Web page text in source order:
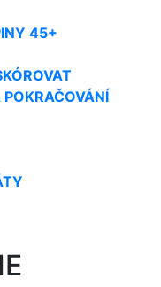
45+